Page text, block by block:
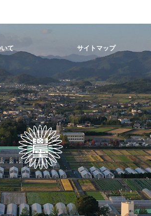
て サイトマップ